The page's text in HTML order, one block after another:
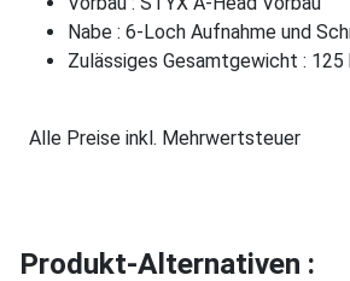
Nabe : 6-Loch Aufnahme und
Zulässiges Gesamtgewicht : 125
Alle Preise inkl. Mehrwertsteuer
Produkt-Alternativen :